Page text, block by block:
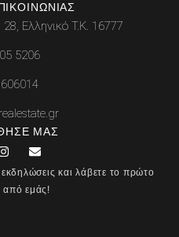
Ελληνικό Τ.Κ. 16777
5206
ΜΑΣ
I
n
s
t
a
E
n
v
e
l
εκδηλώσεις και λάβετε το πρώτο
από εμάς!